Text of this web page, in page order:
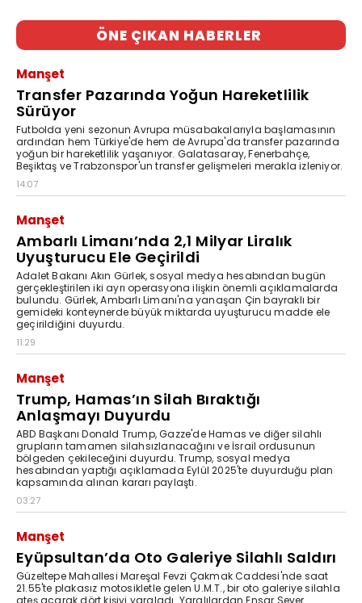
ÖNE ÇIKAN HABERLER
Manşet
Transfer Pazarında Yoğun Hareketlilik
Sürüyor
Futbolda yeni sezonun Avrupa müsabakalarıyla başlamasının
ardından hem Türkiye'de hem de Avrupa'da transfer pazarında
yoğun bir hareketlilik yaşanıyor. Galatasaray, Fenerbahçe,
Beşiktaş ve Trabzonspor'un transfer gelişmeleri merakla izleniyor.
14:07
Manşet
Ambarlı Limanı’nda 2,1 Milyar Liralık
Uyuşturucu Ele Geçirildi
Adalet Bakanı Akın Gürlek, sosyal medya hesabından bugün
gerçekleştirilen iki ayrı operasyona ilişkin önemli açıklamalarda
bulundu. Gürlek, Ambarlı Limanı'na yanaşan Çin bayraklı bir
gemideki konteynerde büyük miktarda uyuşturucu madde ele
geçirildiğini duyurdu.
11:29
Manşet
Trump, Hamas’ın Silah Bıraktığı
Anlaşmayı Duyurdu
ABD Başkanı Donald Trump, Gazze'de Hamas ve diğer silahlı
grupların tamamen silahsızlanacağını ve İsrail ordusunun
bölgeden çekileceğini duyurdu. Trump, sosyal medya
hesabından yaptığı açıklamada Eylül 2025'te duyurduğu plan
kapsamında alınan kararı paylaştı.
03:27
Manşet
Eyüpsultan’da Oto Galeriye Silahlı Saldırı
Güzeltepe Mahallesi Mareşal Fevzi Çakmak Caddesi'nde saat
21.55'te plakasız motosikletle gelen U.M.T., bir oto galeriye silahla